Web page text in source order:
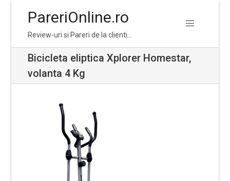
navigation
content
PareriOnline.ro
Review-uri si Pareri de la clienti…
Bicicleta eliptica Xplorer Homestar,
volanta 4 Kg